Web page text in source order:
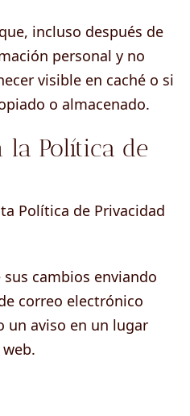
incluso después de
personal y no
visible en caché o si
o almacenado.
la Política de
Política de Privacidad
cambios enviando
correo electrónico
un aviso en un lugar